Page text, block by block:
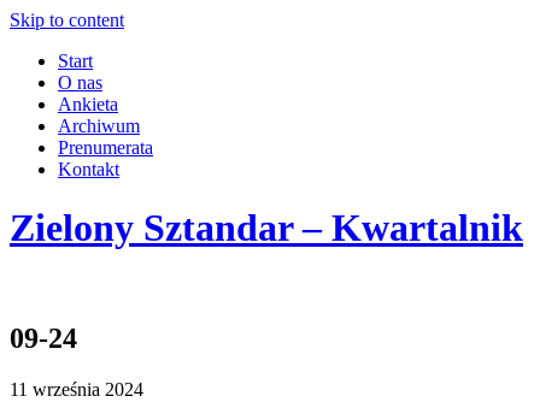
Skip to content
Start
O nas
Ankieta
Archiwum
Prenumerata
Kontakt
Zielony Sztandar – Kwartalnik
09-24
11 września 2024